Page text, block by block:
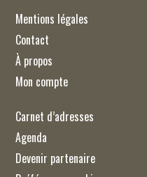
Mentions légales
Contact
À propos
Mon compte
Carnet d’adresses
Agenda
Devenir partenaire